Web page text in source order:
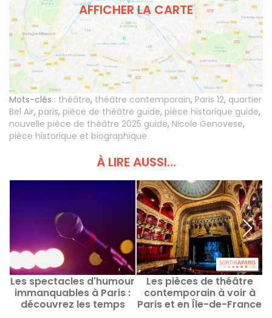
AFFICHER LA CARTE
Mots-clés : théâtre, théâtre contemporain, Paris 12, quartier
Bel Air, paris, pièce de théâtre guide, pièce historique guide,
nouvelle pièce de théâtre 2025 guide, Nicole Genovese,
pièce historique et biographique
À LIRE AUSSI...
Les spectacles d'humour
immanquables à Paris :
découvrez les temps
Les pièces de théâtre
contemporain à voir à
Paris et en Île-de-France